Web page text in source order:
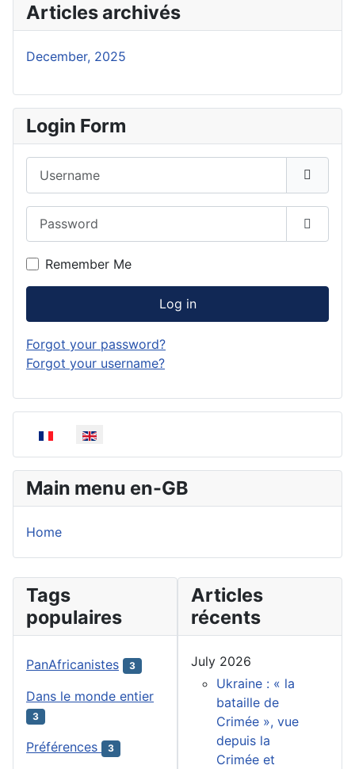
Articles archivés
December, 2025
Login Form
Show
Remember Me
Log in
Forgot your password?
Forgot your username?
Select your language
Main menu en-GB
Home
Tags
populaires
PanAfricanistes 3
Dans le monde entier
3
Préférences 3
Articles
récents
July 2026
Ukraine : « la
bataille de
Crimée », vue
depuis la
Crimée et